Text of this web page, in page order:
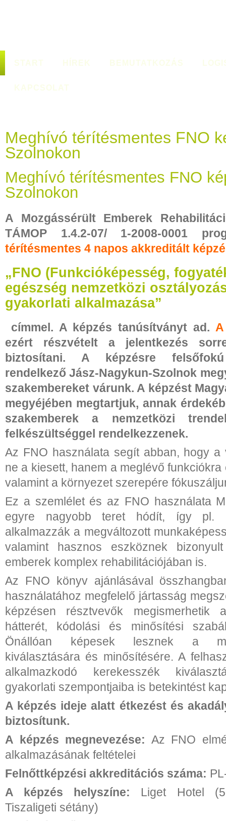
START HÍREK BEMUTATKOZÁS
KAPCSOLAT
Meghívó térítésmentes FNO
Szolnokon
Meghívó térítésmentes FNO
Szolnokon
A Mozgássérült Emberek
TÁMOP 1.4.2-07/ 1-2008-0001
térítésmentes 4 napos akkreditált
„FNO (Funkcióképesség,
egészség nemzetközi
gyakorlati alkalmazása”
címmel. A képzés tanúsítványt ad.
ezért részvételt a jelentkezés
biztosítani. A képzésre felsőfokú
rendelkező Jász-Nagykun-Szolnok
szakembereket várunk. A képzést
megyéjében megtartjuk, annak
szakemberek a nemzetközi
felkészültséggel rendelkezzenek.
Az FNO használata segít abban, hogy a
ne a kiesett, hanem a meglévő
valamint a környezet szerepére
Ez a szemlélet és az FNO használata
egyre nagyobb teret hódít, így pl.
alkalmazzák a megváltozott
valamint hasznos eszköznek
emberek komplex rehabilitációjában is.
Az FNO könyv ajánlásával
használatához megfelelő jártasság
képzésen résztvevők megismerhetik
hátterét, kódolási és minősítési
Önállóan képesek lesznek a
kiválasztására és minősítésére. A
alkalmazkodó kerekesszék
gyakorlati szempontjaiba is betekintést
A képzés ideje alatt étkezést és
biztosítunk.
A képzés megnevezése: Az FNO
alkalmazásának feltételei
Felnőttképzési akkreditációs száma:
A képzés helyszíne:
Liget Hotel
Tiszaligeti sétány)